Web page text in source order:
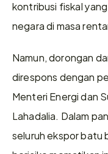
kontribusi fiskal
negara di masa
Namun, dorongan
direspons dengan
Menteri Energi dan
Lahadalia. Dalam
seluruh ekspor batu